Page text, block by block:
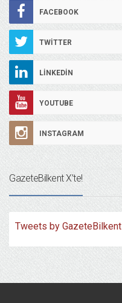
FACEBOOK
TWITTER
LINKEDIN
YOUTUBE
INSTAGRAM
GazeteBilkent X’te!
Tweets by GazeteBilkent